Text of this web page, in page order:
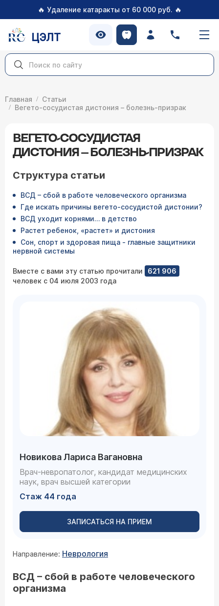
🔥 Удаление катаракты от 60 000 руб. 🔥
ЦЭЛТ
Главная
Статьи
Вегето-сосудистая дистония – болезнь-призрак
ВЕГЕТО-СОСУДИСТАЯ
ДИСТОНИЯ – БОЛЕЗНЬ-ПРИЗРАК
Новикова Лариса Вагановна
Врач-невропатолог, кандидат медицинских
наук, врач высшей категории
Стаж 44 года
ЗАПИСАТЬСЯ НА ПРИЕМ
Структура статьи
ВСД – сбой в работе человеческого организма
Где искать причины вегето-сосудистой дистонии?
ВСД уходит корнями… в детство
Растет ребенок, «растет» и дистония
Сон, спорт и здоровая пища - главные защитники
нервной системы
Вместе с вами эту статью прочитали
621 906
человек с 04 июля 2003 года
Направление: Неврология
ВСД – сбой в работе человеческого
организма